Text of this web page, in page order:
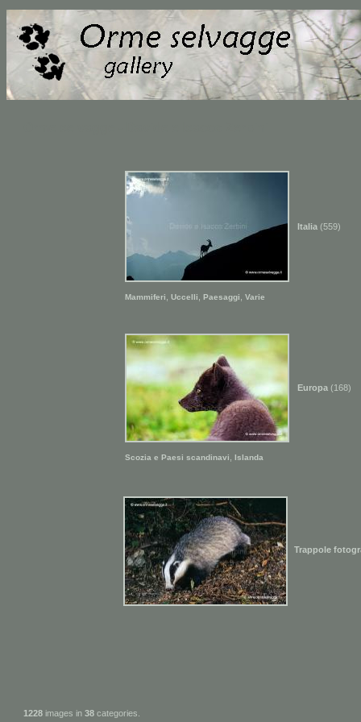
Italia (559)
Mammiferi Uccelli Paesaggi Varie
Europa (168)
Scozia e Paesi scandinavi Islanda
Trappole
1228 images in 38 categories.